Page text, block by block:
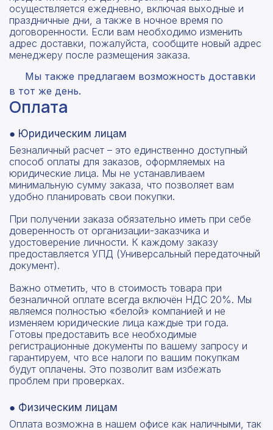
осуществляется ежедневно, включая выходные и
праздничные дни, а также в ночное время по
договоренности. Если вам необходимо изменить
адрес доставки, пожалуйста, сообщите новый адрес
менеджеру после размещения заказа.
Мы также предлагаем возможность доставки
в тот же день.
Оплата
● Юридическим лицам
Безналичный расчет – это единственно доступный
способ оплаты для заказов, оформляемых на
юридические лица. Мы не устанавливаем
минимальную сумму заказа, что позволяет вам
удобно планировать свои покупки.
При получении заказа обязательно иметь при себе
доверенность от организации-заказчика и
удостоверение личности. К каждому заказу
предоставляется УПД (Универсальный передаточный
документ).
Важно отметить, что в стоимость товара при
безналичной оплате всегда включён НДС 20%. Мы
являемся полностью «белой» компанией и не
изменяем юридические лица каждые три года.
Готовы предоставить все необходимые
регистрационные документы по вашему запросу и
гарантируем, что все налоги по вашим покупкам
будут оплачены. Это позволит вам избежать
проблем при проверках.
● Физическим лицам
Оплата возможна в нашем офисе как наличными, так